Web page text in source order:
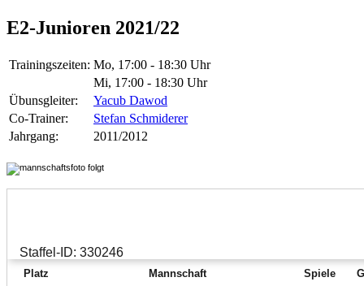
E2-Junioren 2021/22
Trainingszeiten: Mo, 17:00 - 18:30 Uhr
Mi, 17:00 - 18:30 Uhr
Übunsgleiter:
Yacub Dawod
Co-Trainer:
Stefan Schmiderer
Jahrgang:
2011/2012